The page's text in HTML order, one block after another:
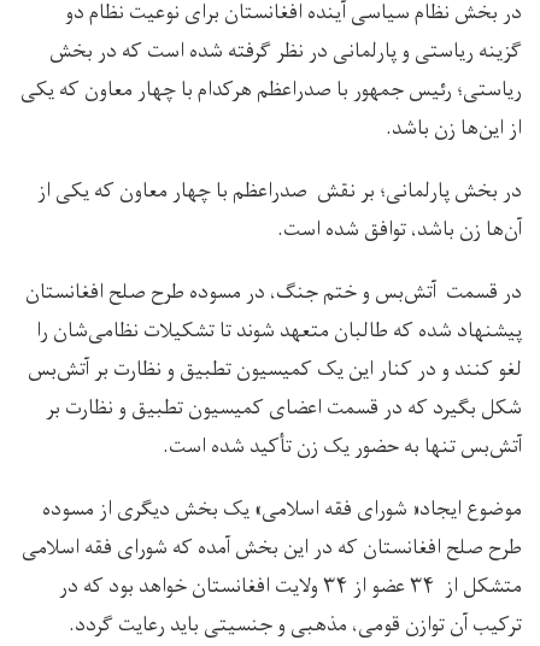
در بخش نظام سیاسی آینده افغانستان برای نوعیت نظام دو
گزینه ریاستی و پارلمانی در نظر گرفته شده است که در بخش
ریاستی؛ رئیس جمهور با صدراعظم هرکدام با چهار معاون که یکی
از این‌ها زن باشد.
در بخش پارلمانی؛ بر نقش صدراعظم با چهار معاون که یکی از
آن‌ها زن باشد، توافق شده است.
در قسمت آتش‌بس و ختم جنگ، در مسوده طرح صلح افغانستان
پیشنهاد شده که طالبان متعهد ‌شوند تا تشکیلات نظامی‌شان را
لغو کنند و در کنار این یک کمیسیون تطبیق و نظارت بر آتش‌بس
شکل بگیرد که در قسمت اعضای کمیسیون تطبیق و نظارت بر
آتش‌بس تنها به حضور یک زن تأکید شده است.
موضوع ایجاد« شورای فقه اسلامی» یک بخش دیگری از مسوده
طرح صلح افغانستان که در این بخش آمده که شورای فقه اسلامی
متشکل از ۳۴ عضو از ۳۴ ولایت افغانستان خواهد بود که در
ترکیب آن توازن قومی، مذهبی و جنسیتی باید رعایت گردد.